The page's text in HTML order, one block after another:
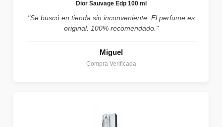
Dior Sauvage Edp 100 ml
"Se buscó en tienda sin inconveniente. El perfume es
original. 100% recomendado."
Miguel
Compra Verificada